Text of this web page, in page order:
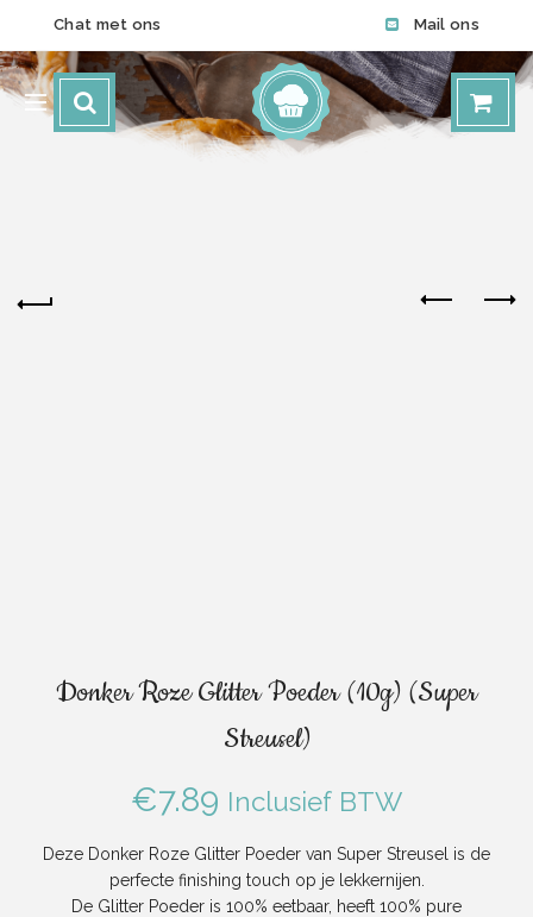
Chat met ons Mail ons
Donker Roze Glitter Poeder (10g) (Super
Streusel)
€7.89 Inclusief BTW
Deze Donker Roze Glitter Poeder van Super Streusel is de
perfecte finishing touch op je lekkernijen.
De Glitter Poeder is 100% eetbaar, heeft 100% pure